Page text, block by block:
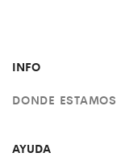
INFO
DONDE ESTAMOS
AYUDA